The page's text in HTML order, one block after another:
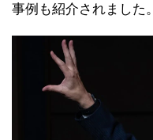
事例も紹介されました